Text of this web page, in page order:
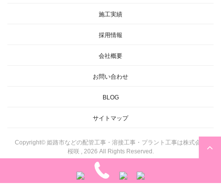
施工実績
採用情報
会社概要
お問い合わせ
BLOG
サイトマップ
Copyright© 姫路市などの配管工事・溶接工事・プラント工事は株式会社
桜咲 , 2026 All Rights Reserved.